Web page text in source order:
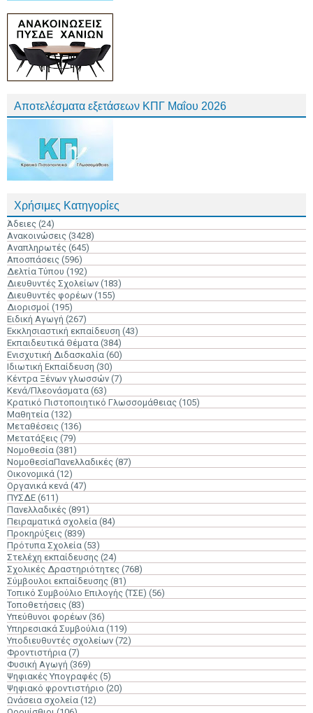
Αποτελέσματα εξετάσεων ΚΠΓ Μαΐου 2026
Χρήσιμες Κατηγορίες
Άδειες (24)
Ανακοινώσεις (3428)
Αναπληρωτές (645)
Αποσπάσεις (596)
Δελτία Τύπου (192)
Διευθυντές Σχολείων (183)
Διευθυντές φορέων (155)
Διορισμοί (195)
Ειδική Αγωγή (267)
Εκκλησιαστική εκπαίδευση (43)
Εκπαιδευτικά Θέματα (384)
Ενισχυτική Διδασκαλία (60)
Ιδιωτική Εκπαίδευση (30)
Κέντρα Ξένων γλωσσών (7)
Κενά/Πλεονάσματα (63)
Κρατικό Πιστοποιητικό Γλωσσομάθειας (105)
Μαθητεία (132)
Μεταθέσεις (136)
Μετατάξεις (79)
Νομοθεσία (381)
ΝομοθεσίαΠανελλαδικές (87)
Οικονομικά (12)
Οργανικά κενά (47)
ΠΥΣΔΕ (611)
Πανελλαδικές (891)
Πειραματικά σχολεία (84)
Προκηρύξεις (839)
Πρότυπα Σχολεία (53)
Στελέχη εκπαίδευσης (24)
Σχολικές Δραστηριότητες (768)
Σύμβουλοι εκπαίδευσης (81)
Τοπικό Συμβούλιο Επιλογής (ΤΣΕ) (56)
Τοποθετήσεις (83)
Υπεύθυνοι φορέων (36)
Υπηρεσιακά Συμβούλια (119)
Υποδιευθυντές σχολείων (72)
Φροντιστήρια (7)
Φυσική Αγωγή (369)
Ψηφιακές Υπογραφές (5)
Ψηφιακό φροντιστήριο (20)
Ωνάσεια σχολεία (12)